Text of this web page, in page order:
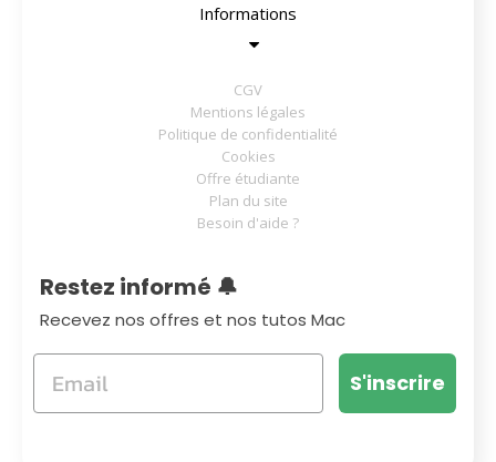
Informations
CGV
Mentions légales
Politique de confidentialité
Cookies
Offre étudiante
Plan du site
Besoin d'aide ?
Restez informé 🔔
Recevez nos offres et nos tutos Mac
S'inscrire